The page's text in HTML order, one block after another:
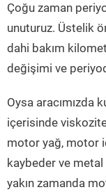
Çoğu zaman
unuturuz. Üstelik
dahi bakım
değişimi ve
Oysa aracımızda
içerisinde
motor yağ, motor
kaybeder ve
yakın zamanda